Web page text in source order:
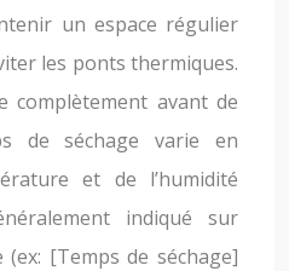
un espace régulier
les ponts thermiques.
complètement avant de
de séchage varie en
et de l’humidité
indiqué sur
(ex: [Temps de séchage]